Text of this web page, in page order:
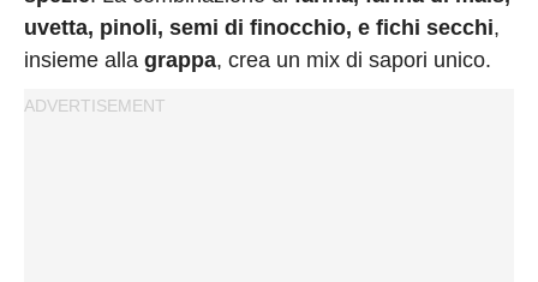
uvetta, pinoli, semi di finocchio, e fichi secchi,
insieme alla grappa, crea un mix di sapori unico.